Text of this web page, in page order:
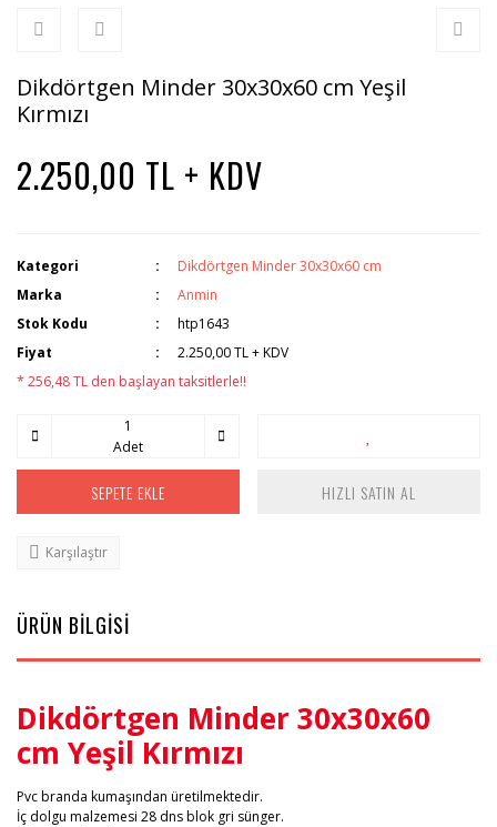
Dikdörtgen Minder 30x30x60 cm Yeşil
Kırmızı
2.250,00 TL + KDV
Kategori
Dikdörtgen Minder 30x30x60 cm
Marka
Anmin
Stok Kodu
htp1643
Fiyat
2.250,00 TL + KDV
* 256,48 TL den başlayan taksitlerle!!
Adet
SEPETE EKLE HIZLI SATIN AL
Karşılaştır
ÜRÜN BİLGİSİ
Dikdörtgen Minder 30x30x60
cm Yeşil Kırmızı
Pvc branda kumaşından üretilmektedir.
İç dolgu malzemesi 28 dns blok gri sünger.